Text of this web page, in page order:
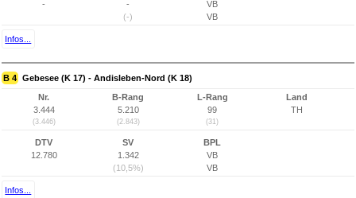
-
-
(-)
VB
VB
Infos...
B 4 Gebesee (K 17) - Andisleben-Nord (K 18)
Nr.
3.444
(3.446)
B-Rang
5.210
(2.843)
L-Rang
99
(31)
Land
TH
DTV
12.780
SV
1.342
(10,5%)
BPL
VB
VB
Infos...